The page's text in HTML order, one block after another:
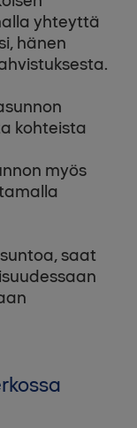
yhteyttä
hänen
kohteista
myös
saat